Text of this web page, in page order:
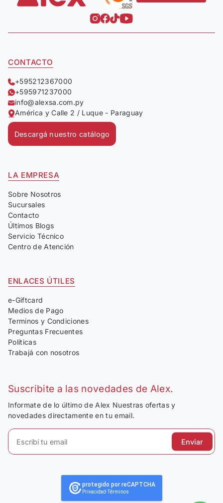
CONTACTO
+595212367000
+595971237000
info@alexsa.com.py
América y Calle 2 / Luque - Paraguay
Descargá nuestro catálogo
LA EMPRESA
Sobre Nosotros
Sucursales
Contacto
Últimos Blogs
Servicio Técnico
Centro de Atención
ENLACES ÚTILES
e-Giftcard
Medios de Pago
Terminos y Condiciones
Preguntas Frecuentes
Políticas
Trabajá con nosotros
Suscribite a las novedades de Alex.
Informate de lo último de Alex Nuestras ofertas y
novedades directamente en tu email.
Enviar
protegido por reCAPTCHA
Privacidad-Términos